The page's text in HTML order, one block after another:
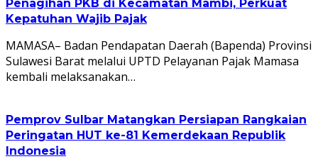
Penagihan PKB di Kecamatan Mambi, Perkuat
Kepatuhan Wajib Pajak
MAMASA– Badan Pendapatan Daerah (Bapenda) Provinsi
Sulawesi Barat melalui UPTD Pelayanan Pajak Mamasa
kembali melaksanakan…
Pemprov Sulbar Matangkan Persiapan Rangkaian
Peringatan HUT ke-81 Kemerdekaan Republik
Indonesia